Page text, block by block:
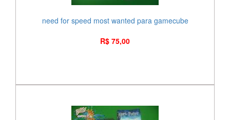
need for speed most wanted para gamecube
R$ 75,00